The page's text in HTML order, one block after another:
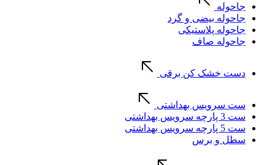
جاحوله
جاحوله بیضی و گرد
جاحوله پلاستیکی
جاحوله صاف
دست خشک کن برقی
ست سرویس بهداشتی
ست 3 پارچه سرویس بهداشتی
ست 5 پارچه سرویس بهداشتی
سطل و برس